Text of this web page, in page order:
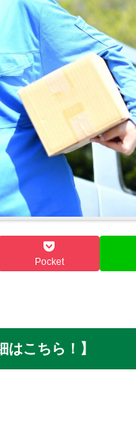
Pocket
はこちら！】